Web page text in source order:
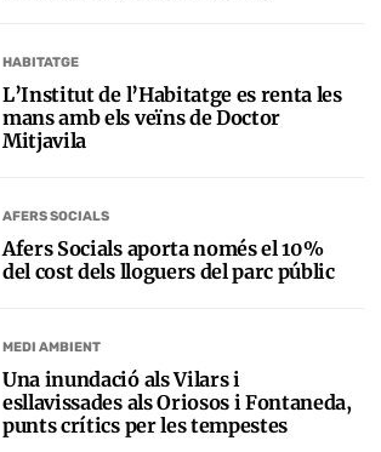
HABITATGE
L’Institut de l’Habitatge es renta les
mans amb els veïns de Doctor
Mitjavila
AFERS SOCIALS
Afers Socials aporta només el 10%
del cost dels lloguers del parc públic
MEDI AMBIENT
Una inundació als Vilars i
esllavissades als Oriosos i Fontaneda,
punts crítics per les tempestes